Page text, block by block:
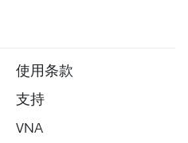
使用条款
支持
VNA